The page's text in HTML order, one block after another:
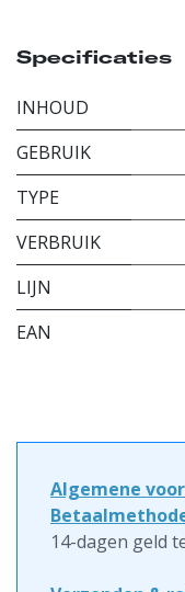
Specificaties
INHOUD
GEBRUIK
TYPE
VERBRUIK
LIJN
EAN
Algemene
14-dagen geld